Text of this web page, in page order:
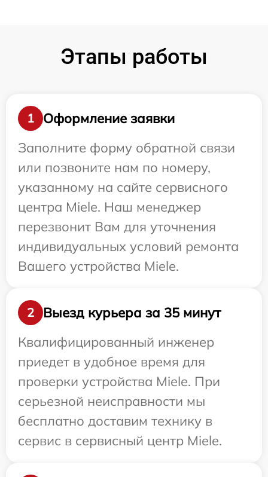
Этапы работы
1
Оформление заявки
Заполните форму обратной связи
или позвоните нам по номеру,
указанному на сайте сервисного
центра Miele. Наш менеджер
перезвонит Вам для уточнения
индивидуальных условий ремонта
Вашего устройства Miele.
2
Выезд курьера за 35 минут
Квалифицированный инженер
приедет в удобное время для
проверки устройства Miele. При
серьезной неисправности мы
бесплатно доставим технику в
сервис в сервисный центр Miele.